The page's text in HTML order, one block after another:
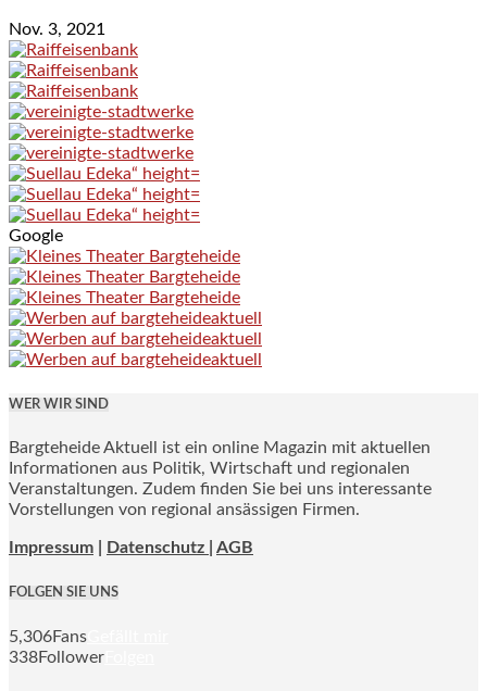
Nov. 3, 2021
Google
WER WIR SIND
Bargteheide Aktuell ist ein online Magazin mit aktuellen
Informationen aus Politik, Wirtschaft und regionalen
Veranstaltungen. Zudem finden Sie bei uns interessante
Vorstellungen von regional ansässigen Firmen.
Impressum Datenschutz | AGB
FOLGEN SIE UNS
5,306Fans
338Follower